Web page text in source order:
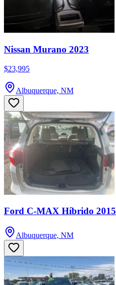
Nissan Murano 2023
$23,995
Albuquerque, NM
Ford C-MAX Híbrido 2015
Albuquerque, NM